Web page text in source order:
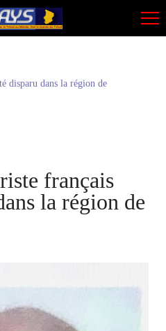
disparu dans la région de
français
la région de